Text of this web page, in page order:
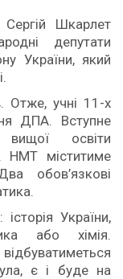
Сергій Шкарлет
депутати
України, який
Отже, учні 11-х
ДПА. Вступне
освіти
НМТ міститиме
обов’язкові
України,
або хімія.
є і буде на